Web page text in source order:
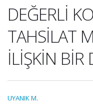
DEĞERLİ
TAHSİLAT
İLİŞKİN BİR
UYANIK M.